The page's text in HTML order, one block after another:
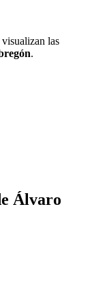
las
.
Álvaro